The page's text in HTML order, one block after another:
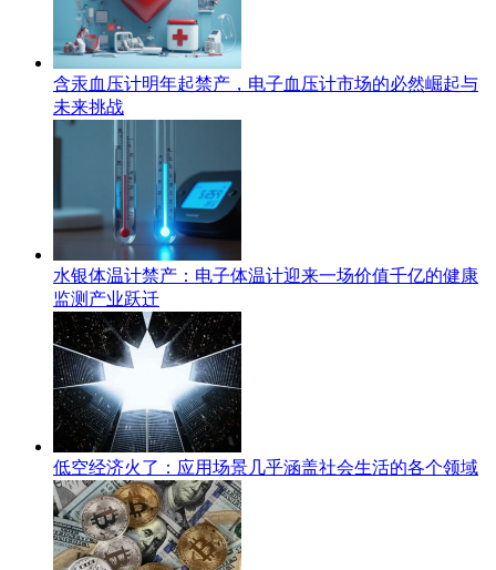
含汞血压计明年起禁产，电子血压计市场的必然崛起与
未来挑战
水银体温计禁产：电子体温计迎来一场价值千亿的健康
监测产业跃迁
低空经济火了：应用场景几乎涵盖社会生活的各个领域